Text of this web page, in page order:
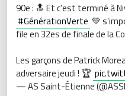
90e : 🔝 Et c'est terminé à
#GénérationVerte 💚
file en 32es de finale de la
Les garçons de Patrick
adversaire jeudi ! 🏆
— AS Saint-Étienne